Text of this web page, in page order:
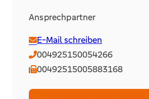
Ansprechpartner
E-Mail schreiben
004925150054266
00492515005883168